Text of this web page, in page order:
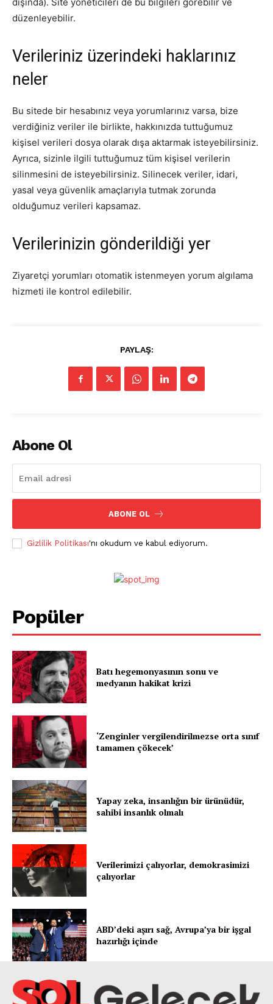
ÖZEL İÇERİKLERİMİZİ
PLANLARI İNCELE
Kurumsal
Hakkımızda
İletişim
dışında). Site yöneticileri de bu bilgileri görebilir ve
düzenleyebilir.
Verileriniz üzerindeki haklarınız
neler
Bu sitede bir hesabınız veya yorumlarınız varsa, bize
verdiğiniz veriler ile birlikte, hakkınızda tuttuğumuz
kişisel verileri dosya olarak dışa aktarmak isteyebilirsiniz.
Ayrıca, sizinle ilgili tuttuğumuz tüm kişisel verilerin
silinmesini de isteyebilirsiniz. Silinecek veriler, idari,
yasal veya güvenlik amaçlarıyla tutmak zorunda
olduğumuz verileri kapsamaz.
Verilerinizin gönderildiği yer
Ziyaretçi yorumları otomatik istenmeyen yorum algılama
hizmeti ile kontrol edilebilir.
PAYLAŞ:
Abone Ol
ABONE OL
Gizlilik Politikası'nı okudum ve kabul ediyorum.
Popüler
Batı hegemonyasının sonu ve
medyanın hakikat krizi
‘Zenginler vergilendirilmezse orta sınıf
tamamen çökecek’
Yapay zeka, insanlığın bir ürünüdür,
sahibi insanlık olmalı
Verilerimizi çalıyorlar, demokrasimizi
çalıyorlar
ABD’deki aşırı sağ, Avrupa’ya bir işgal
hazırlığı içinde